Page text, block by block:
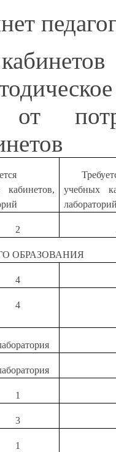
кабинетов,
учебных
2
ОБРАЗОВАНИЯ
4
4
1
3
1